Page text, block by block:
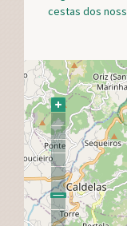
cestas dos